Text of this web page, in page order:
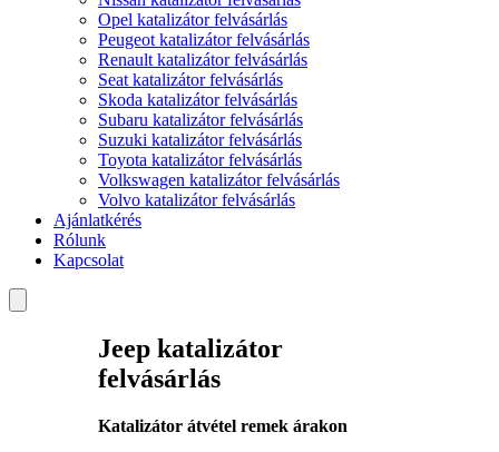
Opel katalizátor felvásárlás
Peugeot katalizátor felvásárlás
Renault katalizátor felvásárlás
Seat katalizátor felvásárlás
Skoda katalizátor felvásárlás
Subaru katalizátor felvásárlás
Suzuki katalizátor felvásárlás
Toyota katalizátor felvásárlás
Volkswagen katalizátor felvásárlás
Volvo katalizátor felvásárlás
Ajánlatkérés
Rólunk
Kapcsolat
Jeep katalizátor
felvásárlás
Katalizátor átvétel remek árakon